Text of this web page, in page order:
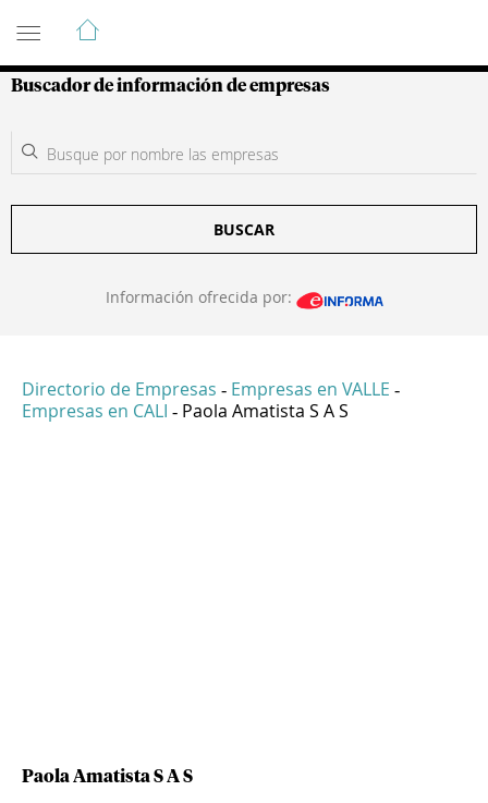
Guía de Empresas Colombianas
Buscador de información de empresas
BUSCAR
Información ofrecida por:
Directorio de Empresas - Empresas en VALLE -
Empresas en CALI - Paola Amatista S A S
Paola Amatista S A S